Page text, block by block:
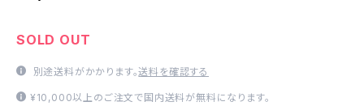
SOLD OUT
別途送料がかかります。送料を確認する
¥10,000以上のご注文で国内送料が無料になります。